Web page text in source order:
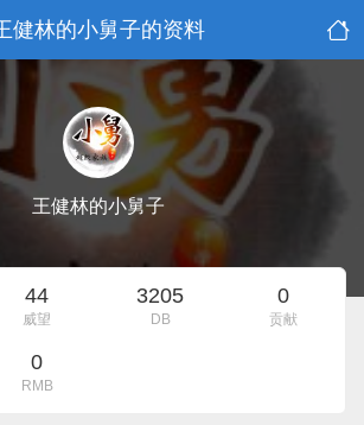
健林的小舅子的资料
王健林的小舅子
44
威望
3205
DB
0
贡献
0
RMB